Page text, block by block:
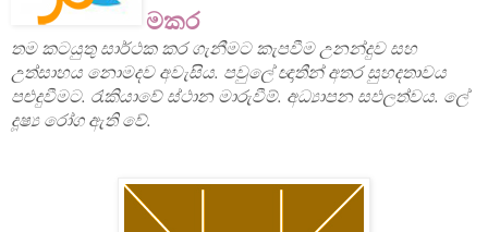
මකර
තම කටයුතු සාර්ථක කර ගැනීමට කැපවීම උනන්දුව සහ
උත්සාහය නොමදව අවැසිය. පවුලේ ඥාතීන් අතර සුහදතාවය
පළුදුවීමට. රැකියාවේ ස්ථාන මාරුවීම්. අධ්‍යාපන සඵලත්වය. ලේ
දූෂ්‍ය රෝග ඇති වේ.